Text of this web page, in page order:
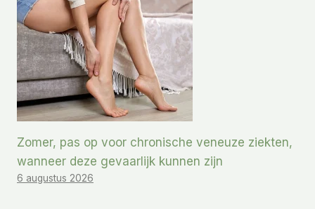
Zomer, pas op voor chronische veneuze ziekten,
wanneer deze gevaarlijk kunnen zijn
6 augustus 2026